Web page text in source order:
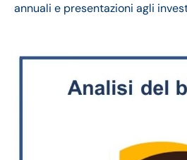
annuali e presentazioni agli